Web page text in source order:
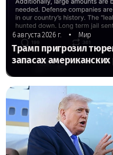
6 августа 2026 г. • Мир
Трамп пригрозил
запасах американских